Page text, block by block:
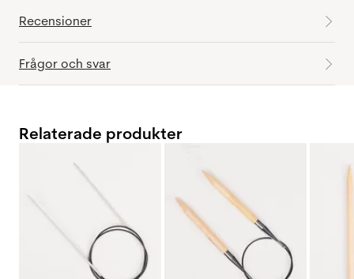
Recensioner
Frågor och svar
Relaterade produkter